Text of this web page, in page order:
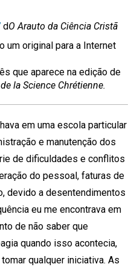
dO Arauto da Ciência Cristã
um original para a Internet
que aparece na edição de
la Science Chrétienne.
em uma escola particular
e manutenção dos
de dificuldades e conflitos
do pessoal, faturas de
devido a desentendimentos
eu me encontrava em
de não saber que
quando isso acontecia,
qualquer iniciativa. As